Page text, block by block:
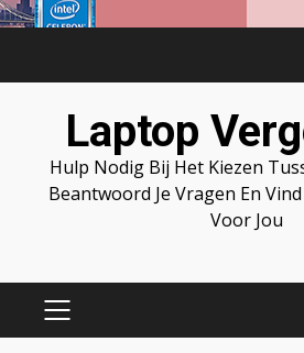
Laptop
Hulp Nodig Bij Het Kiezen
Beantwoord Je Vragen En
Voor Jou
PRIMARY